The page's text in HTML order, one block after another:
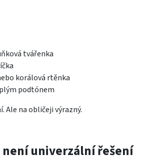
tvářenka
korálová rtěnka
podtónem
Ale na obličeji výrazný.
není univerzální řešení